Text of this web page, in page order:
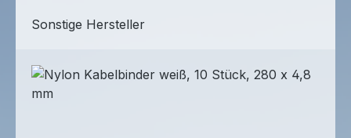
Sonstige Hersteller